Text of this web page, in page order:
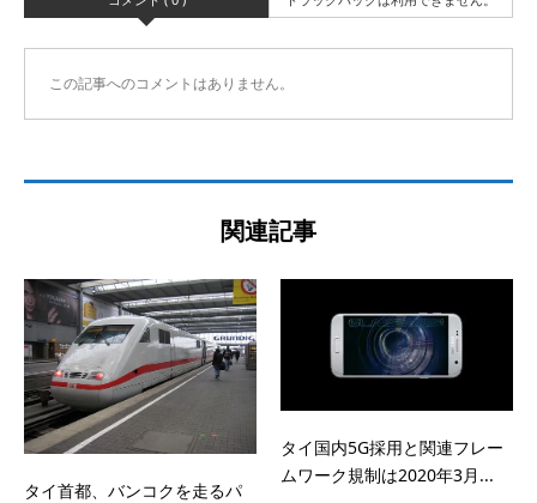
この記事へのコメントはありません。
関連記事
タイ首都、バンコクを走るパ
タイ国内5G採用と関連フレー
ムワーク規制は2020年3月...